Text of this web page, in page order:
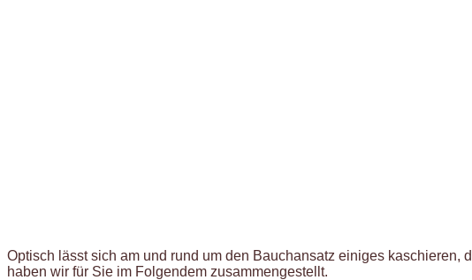
Optisch lässt sich am und rund um den Bauchansatz einiges
haben wir für Sie im Folgendem zusammengestellt.